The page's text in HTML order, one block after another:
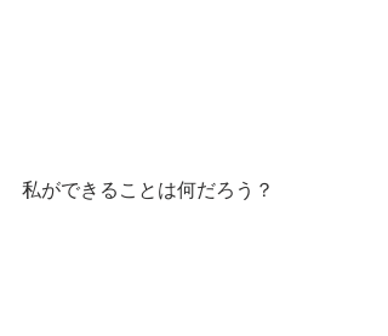
私ができることは何だろう？